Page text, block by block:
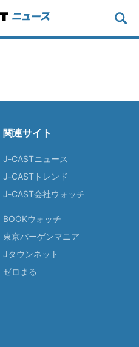
関連サイト
J-CASTニュース
J-CASTトレンド
J-CAST会社ウォッチ
BOOKウォッチ
東京バーゲンマニア
Jタウンネット
ゼロまる